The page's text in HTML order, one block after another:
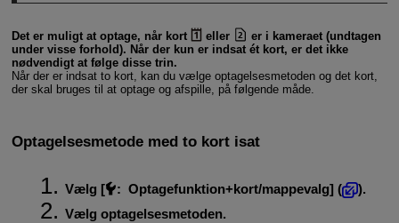
Det er muligt at optage, når kort eller
er i kameraet (undtagen
under visse forhold). Når der kun er indsat ét kort, er det ikke
nødvendigt at følge disse trin.
Når der er indsat to kort, kan du vælge optagelsesmetoden og det kort,
der skal bruges til at optage og afspille, på følgende måde.
Optagelsesmetode med to kort isat
Vælg [ : Optagefunktion+kort/mappevalg] (
).
Vælg optagelsesmetoden.